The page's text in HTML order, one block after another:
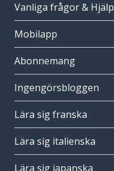
Vanliga frågor & Hjälp
Mobilapp
Abonnemang
Ingengörsbloggen
Lära sig franska
Lära sig italienska
Lära sig japanska